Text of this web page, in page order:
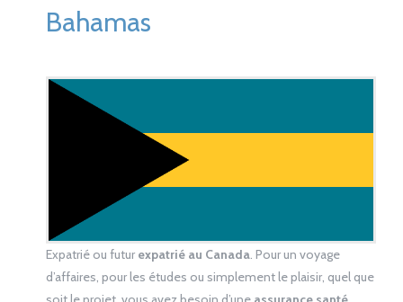
Bahamas
Expatrié ou futur expatrié au Canada. Pour un voyage
d’affaires, pour les études ou simplement le plaisir, quel que